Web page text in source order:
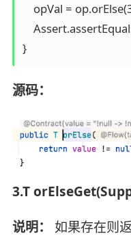
opVal =
}
源码：
3.T
说明：
如果存在则